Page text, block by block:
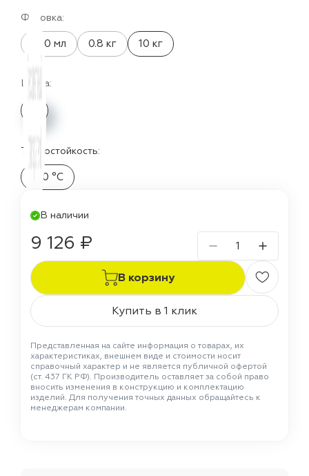
Фасовка:
520 мл 0.8 кг 10 кг
Цвета:
Термостойкость:
150 °C
В наличии
9 126 ₽
В корзину
Купить в 1 клик
Представленная на сайте информация о товарах, их
характеристиках, внешнем виде и стоимости носит
справочный характер и не является публичной офертой
(ст. 437 ГК РФ). Производитель оставляет за собой право
вносить изменения в конструкцию и комплектацию
изделий. Для получения точных данных обращайтесь к
менеджерам компании.